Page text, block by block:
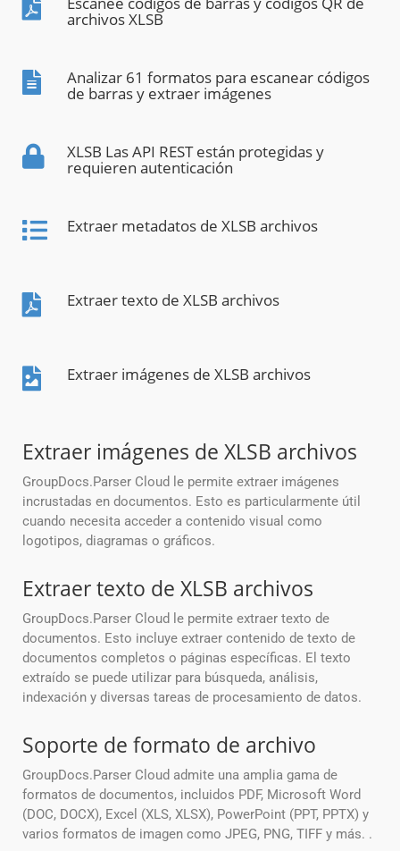
archivos XLSB
Analizar 61 formatos para escanear códigos
de barras y extraer imágenes
XLSB Las API REST están protegidas y
requieren autenticación
Extraer metadatos de XLSB archivos
Extraer texto de XLSB archivos
Extraer imágenes de XLSB archivos
Extraer imágenes de XLSB archivos
GroupDocs.Parser Cloud le permite extraer imágenes
incrustadas en documentos. Esto es particularmente útil
cuando necesita acceder a contenido visual como
logotipos, diagramas o gráficos.
Extraer texto de XLSB archivos
GroupDocs.Parser Cloud le permite extraer texto de
documentos. Esto incluye extraer contenido de texto de
documentos completos o páginas específicas. El texto
extraído se puede utilizar para búsqueda, análisis,
indexación y diversas tareas de procesamiento de datos.
Soporte de formato de archivo
GroupDocs.Parser Cloud admite una amplia gama de
formatos de documentos, incluidos PDF, Microsoft Word
(DOC, DOCX), Excel (XLS, XLSX), PowerPoint (PPT, PPTX) y
varios formatos de imagen como JPEG, PNG, TIFF y más. .